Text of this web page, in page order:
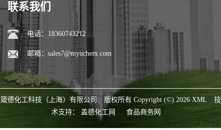
联系我们
电话：18360743212
邮箱： sales7@myuchem.com
箴德化工科技（上海）有限公司 版权所有 Copyright (©) 2026 XML
技
术支持： 盖德化工网 食品商务网